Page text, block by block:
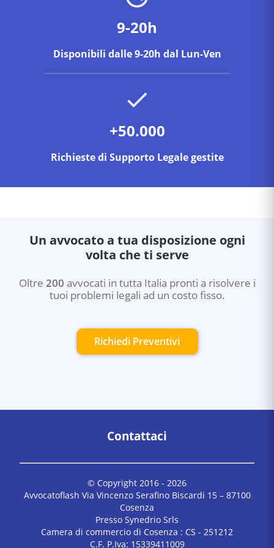
9-20h
Disponibili dalle 9-20h dal Lun-Ven
+50.000
Richieste di Supporto Legale gestite
Un avvocato a tua disposizione ogni
volta che ti serve
Oltre 200 avvocati in tutta Italia pronti a risolvere i
tuoi problemi legali ad un costo fisso.
Richiedi Preventivi
Contattaci
© Copyright 2016 - 2026
Avvocatoflash Via Vincenzo Serafino Biscardi 15 – 87100
Cosenza
Presso Synedrio Srls
Camera di commercio di Cosenza : CS - 251212
C.F. P.Iva: 15339411009